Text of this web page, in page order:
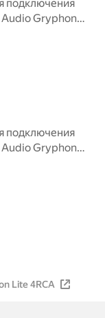
подключения
Gryphon
подключения
Gryphon
Lite 4RCA